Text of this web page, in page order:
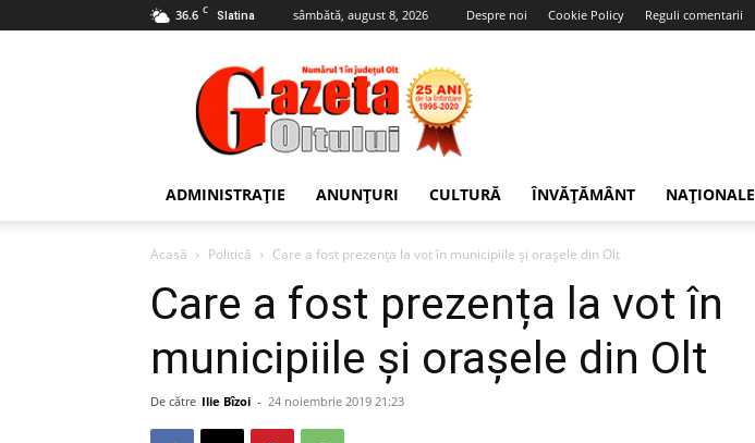
36.6 C Slatina sâmbătă, august 8, 2026 Despre noi Cookie Policy Reguli comentarii
Gazeta
Oltului
ADMINISTRAȚIE ANUNȚURI CULTURĂ ÎNVĂȚĂMÂNT NAȚIONALE
Acasă Politică Care a fost prezența la vot în municipiile și orașele din Olt
Care a fost prezența la vot în
municipiile și orașele din Olt
De către Ilie Bîzoi - 24 noiembrie 2019 21:23